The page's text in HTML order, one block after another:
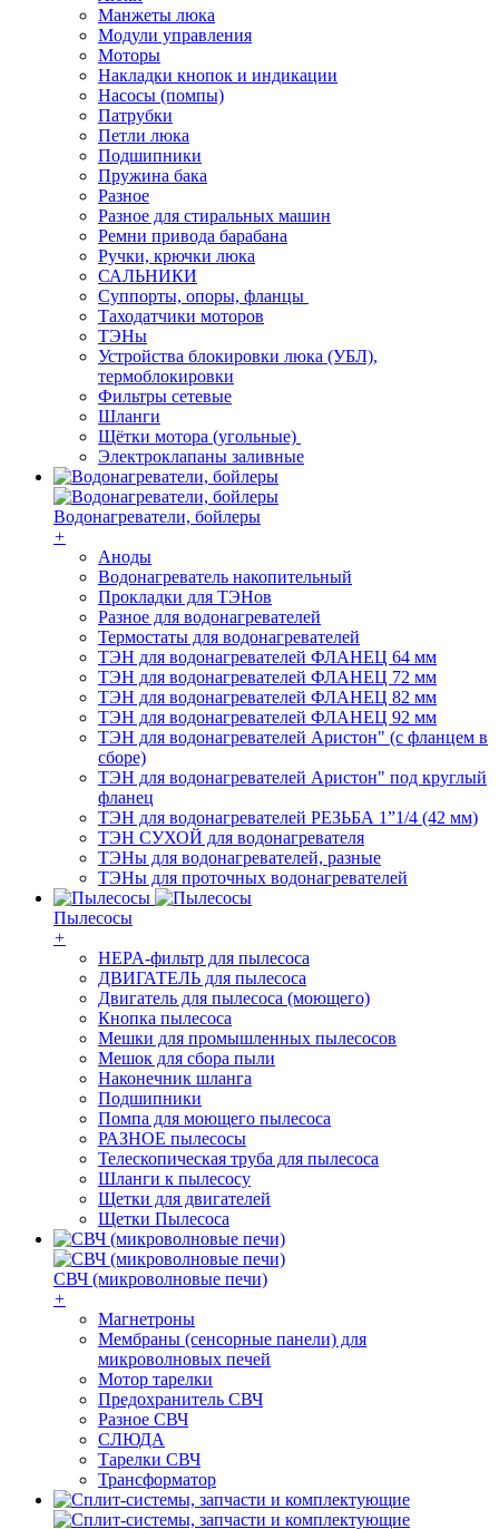
Манжеты люка
Модули управления
Моторы
Накладки кнопок и индикации
Насосы (помпы)
Патрубки
Петли люка
Подшипники
Пружина бака
Разное
Разное для стиральных машин
Ремни привода барабана
Ручки, крючки люка
САЛЬНИКИ
Суппорты, опоры, фланцы
Таходатчики моторов
ТЭНы
Устройства блокировки люка (УБЛ),
термоблокировки
Фильтры сетевые
Шланги
Щётки мотора (угольные)
Электроклапаны заливные
Водонагреватели, бойлеры
+
Аноды
Водонагреватель накопительный
Прокладки для ТЭНов
Разное для водонагревателей
Термостаты для водонагревателей
ТЭН для водонагревателей ФЛАНЕЦ 64 мм
ТЭН для водонагревателей ФЛАНЕЦ 72 мм
ТЭН для водонагревателей ФЛАНЕЦ 82 мм
ТЭН для водонагревателей ФЛАНЕЦ 92 мм
ТЭН для водонагревателей Аристон" (с фланцем в
сборе)
ТЭН для водонагревателей Аристон" под круглый
фланец
ТЭН для водонагревателей РЕЗЬБА 1”1/4 (42 мм)
ТЭН СУХОЙ для водонагревателя
ТЭНы для водонагревателей, разные
ТЭНы для проточных водонагревателей
Пылесосы
+
HEPA-фильтр для пылесоса
ДВИГАТЕЛЬ для пылесоса
Двигатель для пылесоса (моющего)
Кнопка пылесоса
Мешки для промышленных пылесосов
Мешок для сбора пыли
Наконечник шланга
Подшипники
Помпа для моющего пылесоса
РАЗНОЕ пылесосы
Телескопическая труба для пылесоса
Шланги к пылесосу
Щетки для двигателей
Щетки Пылесоса
СВЧ (микроволновые печи)
+
Магнетроны
Мембраны (сенсорные панели) для
микроволновых печей
Мотор тарелки
Предохранитель СВЧ
Разное СВЧ
СЛЮДА
Тарелки СВЧ
Трансформатор